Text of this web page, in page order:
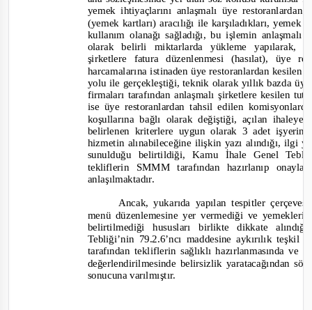
yemek ihtiyaçlarını anlaşmalı üye
(yemek kartları) aracılığı ile karşıladıkları,
kullanım olanağı sağladığı, bu işlemin
olarak belirli miktarlarda yükleme yapılarak,
şirketlere fatura düzenlenmesi (hasılat), üye
harcamalarına istinaden üye restoranlardan kesilen
yolu ile gerçekleştiği, teknik olarak yıllık bazda
firmaları tarafından anlaşmalı şirketlere kesilen
ise üye restoranlardan tahsil edilen
koşullarına bağlı olarak değiştiği, açılan
belirlenen kriterlere uygun olarak 3 adet
hizmetin alınabileceğine ilişkin yazı alındığı, ilgi
sunulduğu belirtildiği, Kamu İhale Genel
tekliflerin SMMM tarafından hazırlanıp
anlaşılmaktadır.
Ancak, yukarıda yapılan tespitler
menü düzenlemesine yer vermediği ve
belirtilmediği hususları birlikte dikkate
Tebliği’nin 79.2.6’ncı maddesine aykırılık
tarafından tekliflerin sağlıklı hazırlanmasında ve
değerlendirilmesinde belirsizlik yaratacağından
sonucuna varılmıştır.